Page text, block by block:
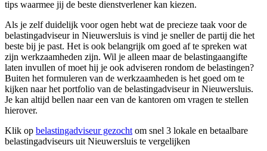
tips waarmee jij de beste dienstverlener kan kiezen.
Als je zelf duidelijk voor ogen hebt wat de precieze taak voor de
belastingadviseur in Nieuwersluis is vind je sneller de partij die het
beste bij je past. Het is ook belangrijk om goed af te spreken wat
zijn werkzaamheden zijn. Wil je alleen maar de belastingaangifte
laten invullen of moet hij je ook adviseren rondom de belastingen?
Buiten het formuleren van de werkzaamheden is het goed om te
kijken naar het portfolio van de belastingadviseur in Nieuwersluis.
Je kan altijd bellen naar een van de kantoren om vragen te stellen
hierover.
Klik op belastingadviseur gezocht om snel 3 lokale en betaalbare
belastingadviseurs uit Nieuwersluis te vergelijken